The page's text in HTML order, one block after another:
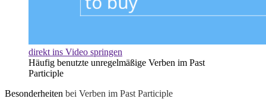
direkt ins Video springen
Häufig benutzte unregelmäßige Verben im Past
Participle
Besonderheiten bei Verben im Past Participle